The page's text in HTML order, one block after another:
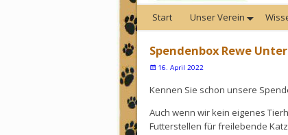
Start Unser Verein
Spendenbox Rewe
16. April 2022
Kennen Sie schon unsere
Auch wenn wir kein eigenes
Futterstellen für freilebende